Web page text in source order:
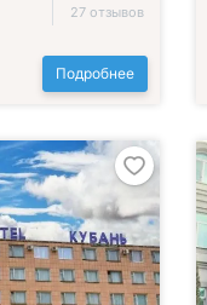
27 отзывов
Подробнее